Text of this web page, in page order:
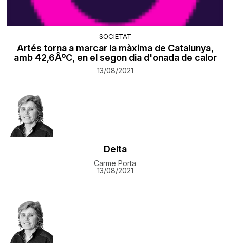
SOCIETAT
Artés torna a marcar la màxima de Catalunya,
amb 42,6ÂºC, en el segon dia d'onada de calor
13/08/2021
Delta
Carme Porta
13/08/2021